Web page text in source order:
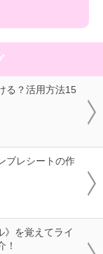
る？活用方法15
ブレシートの作
を覚えてライ
！